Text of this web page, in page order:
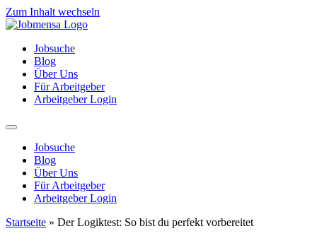
Zum Inhalt wechseln
Jobsuche
Blog
Über Uns
Für Arbeitgeber
Arbeitgeber Login
Jobsuche
Blog
Über Uns
Für Arbeitgeber
Arbeitgeber Login
Startseite » Der Logiktest: So bist du perfekt vorbereitet